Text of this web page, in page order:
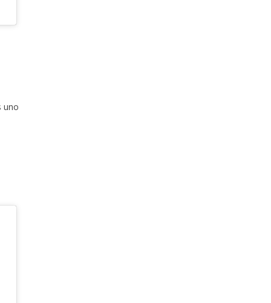
uno